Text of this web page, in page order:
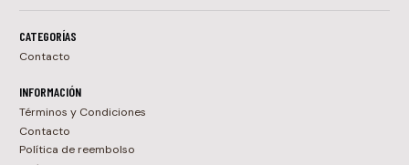
CATEGORÍAS
Contacto
INFORMACIÓN
Términos y Condiciones
Contacto
Política de reembolso